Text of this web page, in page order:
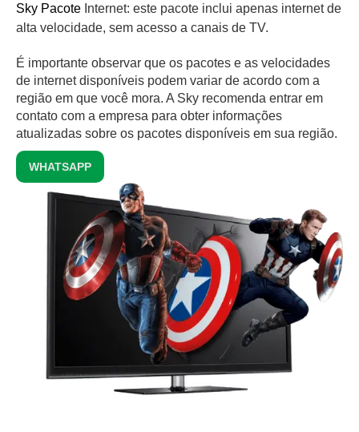
Sky Pacote Internet: este pacote inclui apenas internet de
alta velocidade, sem acesso a canais de TV.
É importante observar que os pacotes e as velocidades
de internet disponíveis podem variar de acordo com a
região em que você mora. A Sky recomenda entrar em
contato com a empresa para obter informações
atualizadas sobre os pacotes disponíveis em sua região.
WHATSAPP